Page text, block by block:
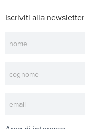
Iscriviti alla newsletter